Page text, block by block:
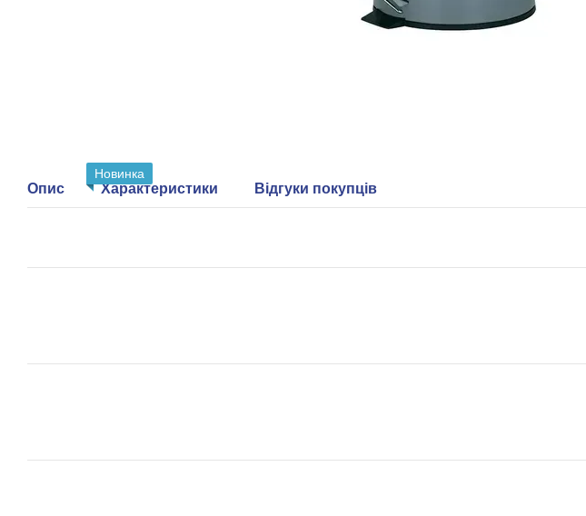
Новинка
Опис Характеристики Відгуки покупців